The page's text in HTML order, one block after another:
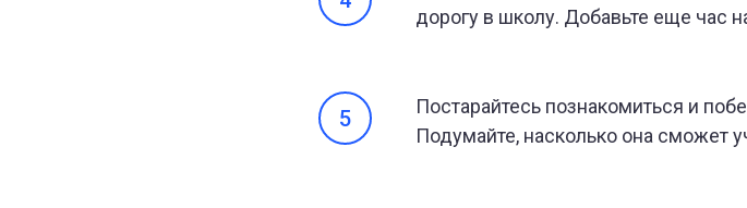
дорогу в школу. Добавьте еще час
Постарайтесь познакомиться и
Подумайте, насколько она сможет